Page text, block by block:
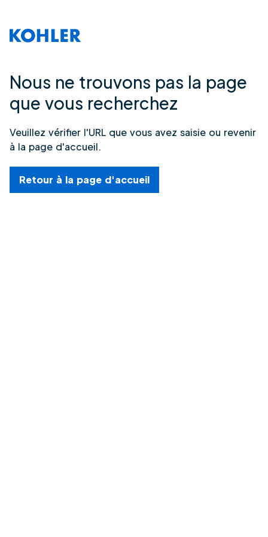
Nous ne trouvons pas la page
que vous recherchez
Veuillez vérifier l'URL que vous avez saisie ou revenir
à la page d'accueil.
Retour à la page d'accueil